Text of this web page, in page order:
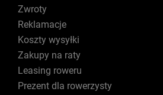
Zwroty
Reklamacje
Koszty wysyłki
Zakupy na raty
Leasing roweru
Prezent dla rowerzysty